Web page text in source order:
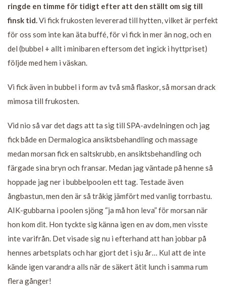
ringde en timme för tidigt efter att den ställt om sig till
finsk tid.Vi fick frukosten levererad till hytten, vilket är perfekt
för oss som inte kan äta buffé, för vi fick in mer än nog, och en
del (bubbel + allt i minibaren eftersom det ingick i hyttpriset)
följde med hem i väskan.
Vi fick även in bubbel i form av två små flaskor, så morsan drack
mimosa till frukosten.
Vid nio så var det dags att ta sig till SPA-avdelningen och jag
fick både en Dermalogica ansiktsbehandling och massage
medan morsan fick en saltskrubb, en ansiktsbehandling och
färgade sina bryn och fransar. Medan jag väntade på henne så
hoppade jag ner i bubbelpoolen ett tag. Testade även
ångbastun, men den är så tråkig jämfört med vanlig torrbastu.
AIK-gubbarna i poolen sjöng “ja må hon leva” för morsan när
hon kom dit. Hon tyckte sig känna igen en av dom, men visste
inte varifrån. Det visade sig nu i efterhand att han jobbar på
hennes arbetsplats och har gjort det i sju år… Kul att de inte
kände igen varandra alls när de säkert ätit lunch i samma rum
flera gånger!